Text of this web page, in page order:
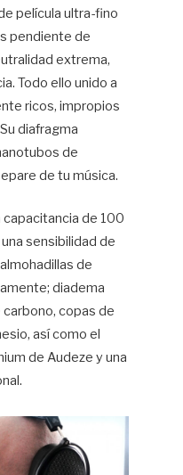
película ultra-fino
pendiente de
extrema,
Todo ello unido a
ricos, impropios
diafragma
de
de tu música.
capacitancia de 100
sensibilidad de
de
diadema
copas de
así como el
de Audeze y una